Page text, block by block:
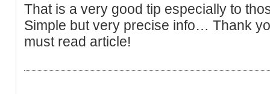
That is a very good tip especially to
Simple but very precise info… Thank
must read article!